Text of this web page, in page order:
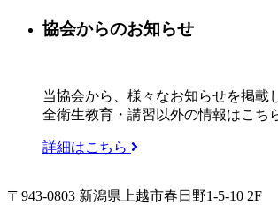
協会からのお知らせ
当協会から、様々なお知らせを掲載
全衛生教育・講習以外の情報はこち
詳細はこちら
〒943-0803 新潟県上越市春日野1-5-10 2F